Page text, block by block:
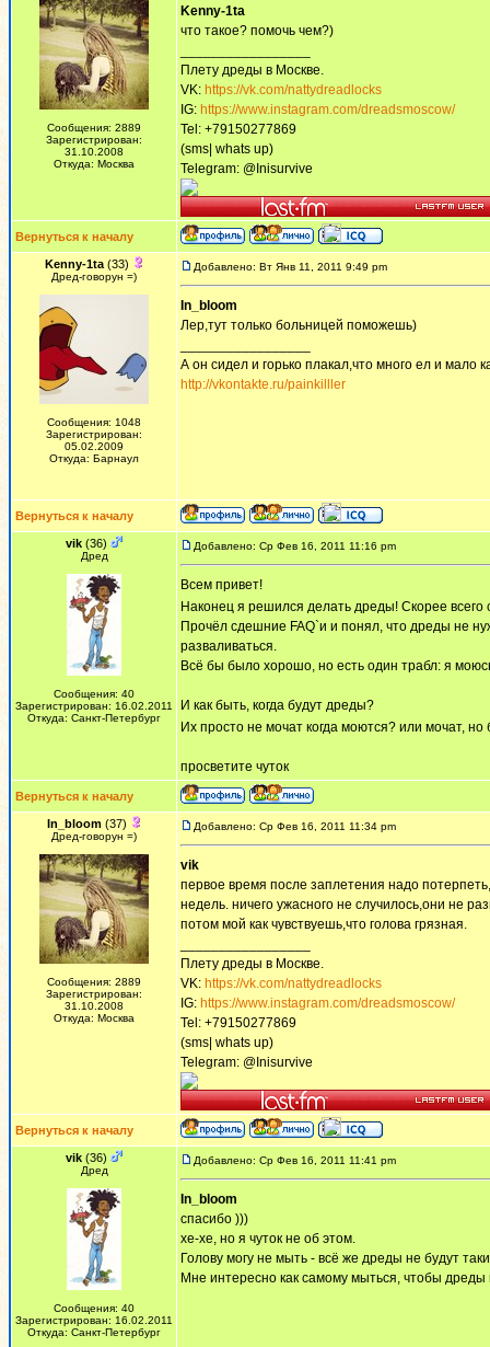
Сообщения: 2889
Зарегистрирован:
31.10.2008
Откуда: Москва
Kenny-1ta
что такое? помочь чем?)
Плету дреды в Москве.
VK: https://vk.com/nattydreadlocks
IG: https://www.instagram.com/dreadsmoscow/
Tel: +79150277869
(sms| whats up)
Telegram: @Inisurvive
Вернуться к началу
Kenny-1ta(33)
Дред-говорун =)
Сообщения: 1048
Зарегистрирован:
05.02.2009
Откуда: Барнаул
Добавлено: Вт Янв 11, 2011 9:49 pm
In_bloom
Лер,тут только больницей поможешь)
А он сидел и горько плакал,что много ел и мало
http://vkontakte.ru/painkilller
Вернуться к началу
vik (36)
Дред
Сообщения: 40
Зарегистрирован: 16.02.2011
Откуда: Санкт-Петербург
Добавлено: Ср Фев 16, 2011 11:16 pm
Всем привет!
Наконец я решился делать дреды! Скорее
Прочёл сдешние FAQ`и и понял, что дреды не
разваливаться.
Всё бы было хорошо, но есть один трабл: я
И как быть, когда будут дреды?
Их просто не мочат когда моются? или мочат,
просветите чуток
Вернуться к началу
In_bloom(37)
Дред-говорун =)
Сообщения: 2889
Зарегистрирован:
31.10.2008
Откуда: Москва
Добавлено: Ср Фев 16, 2011 11:34 pm
vik
первое время после заплетения надо
недель. ничего ужасного не случилось,они не
потом мой как чувствуешь,что голова грязная.
Плету дреды в Москве.
VK: https://vk.com/nattydreadlocks
IG: https://www.instagram.com/dreadsmoscow/
Tel: +79150277869
(sms| whats up)
Telegram: @Inisurvive
Вернуться к началу
vik (36)
Дред
Сообщения: 40
Зарегистрирован: 16.02.2011
Откуда: Санкт-Петербург
Добавлено: Ср Фев 16, 2011 11:41 pm
In_bloom
спасибо )))
хе-хе, но я чуток не об этом.
Голову могу не мыть - всё же дреды не будут
Мне интересно как самому мыться, чтобы